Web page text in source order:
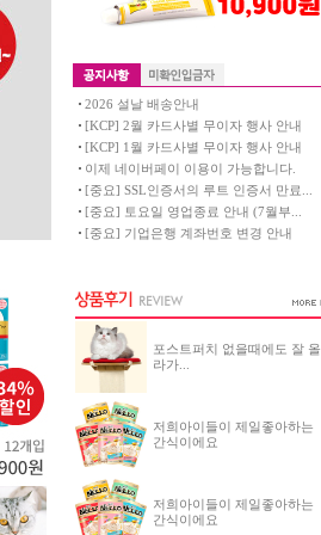
2026 설날 배송안내
[KCP] 2월 카드사별 무이자 행사 안내
[KCP] 1월 카드사별 무이자 행사 안내
이제 네이버페이 이용이 가능합니다.
[중요] SSL인증서의 루트 인증서 만료...
[중요] 토요일 영업종료 안내 (7월부...
[중요] 기업은행 계좌번호 변경 안내
포스트퍼치 없을때에도 잘 올
라가...
저희아이들이 제일좋아하는
간식이에요
저희아이들이 제일좋아하는
간식이에요